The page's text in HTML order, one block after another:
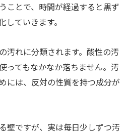
ことで、時間が経過すると黒ず
ていきます。
汚れに分類されます。酸性の汚
ってもなかなか落ちません。汚
には、反対の性質を持つ成分が
壁ですが、実は毎日少しずつ汚